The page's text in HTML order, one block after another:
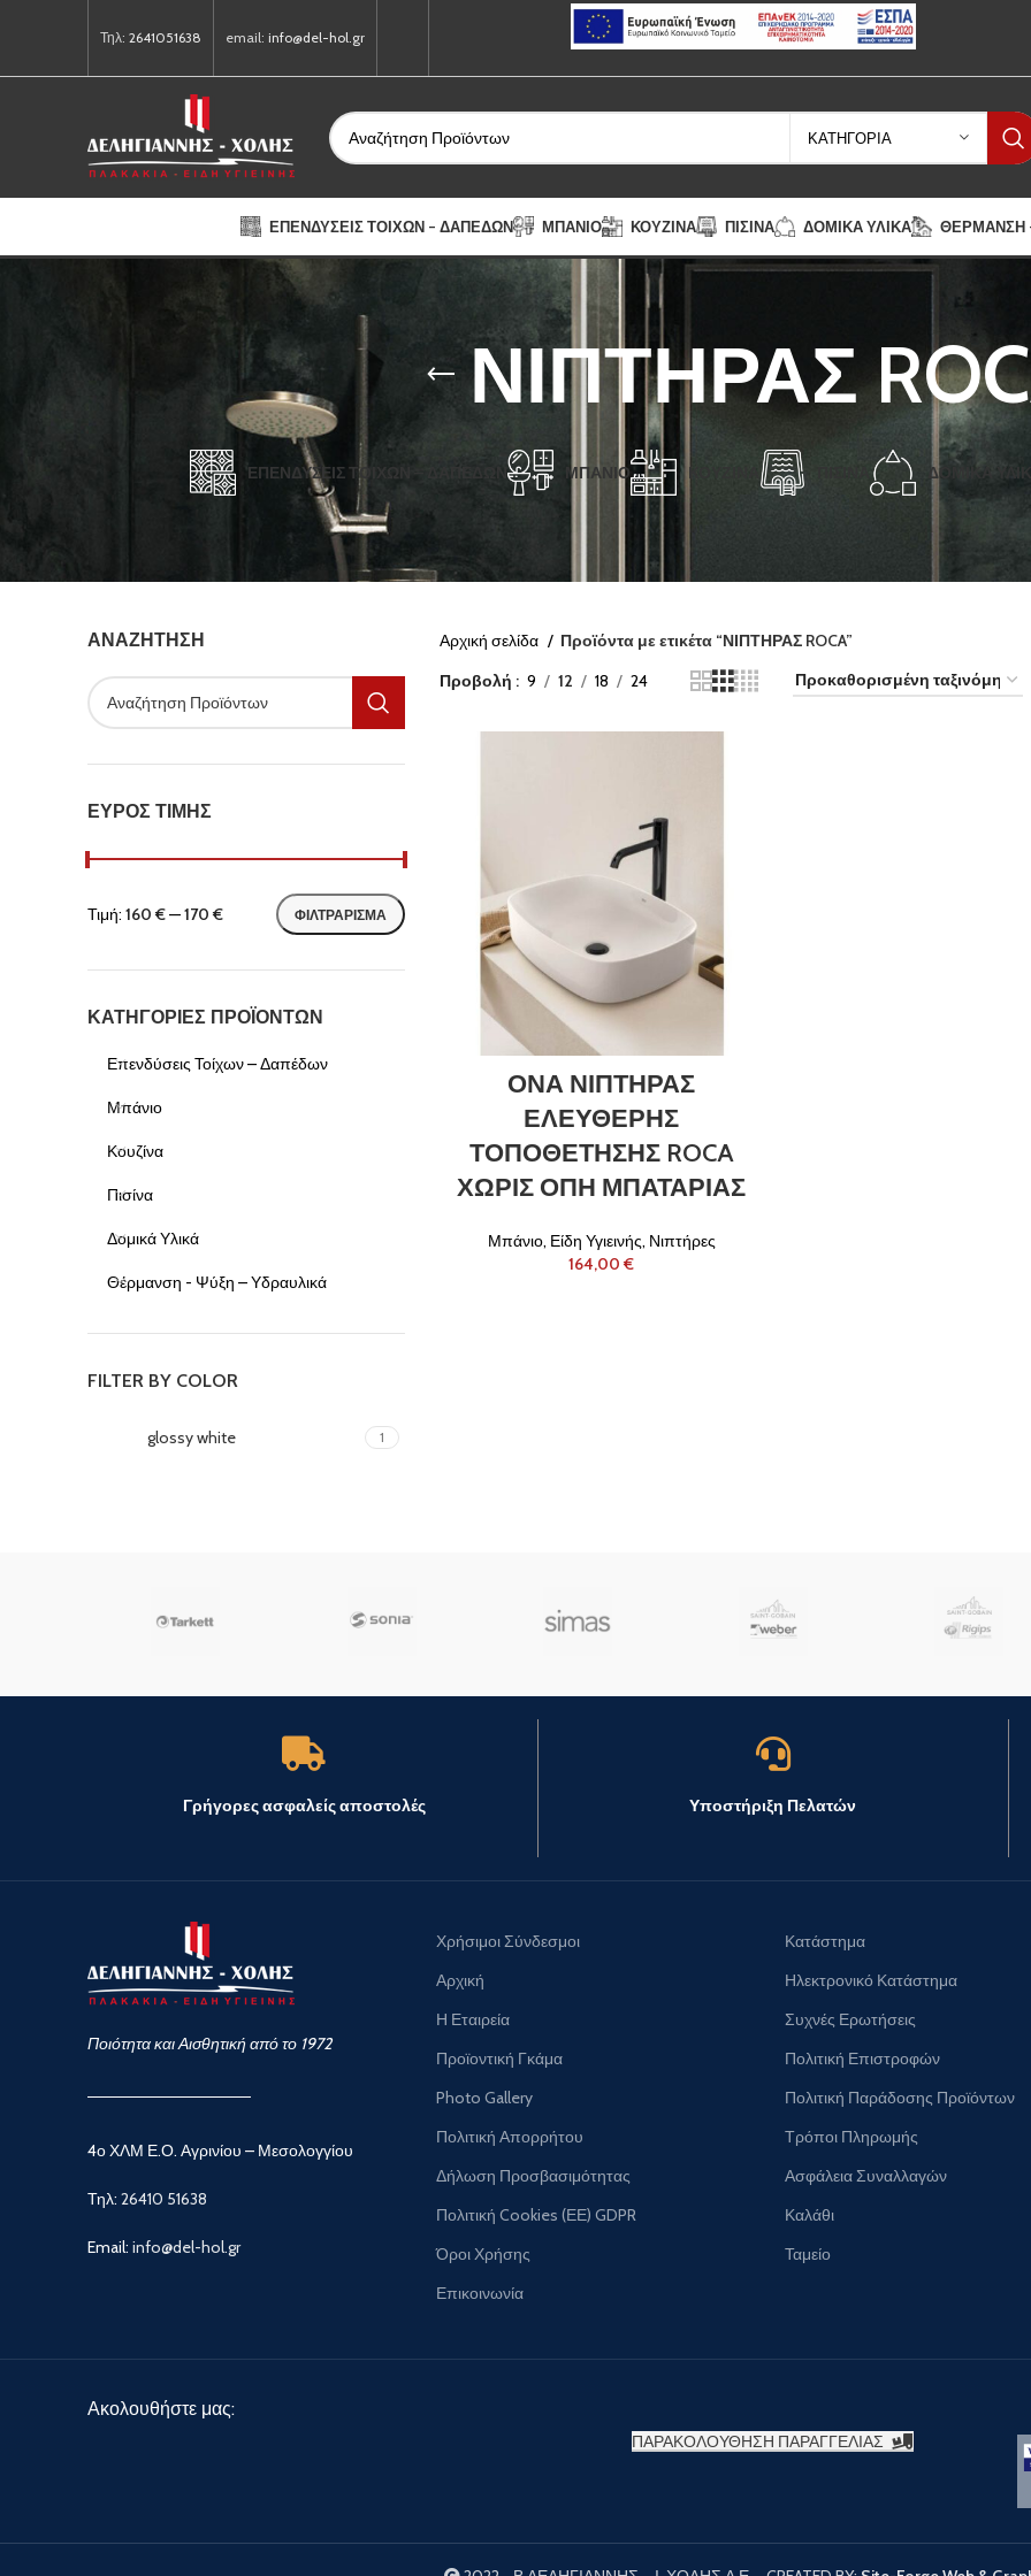
Τηλ: 2641051638 email: info@del-hol.gr
ΚΑΤΗΓΟΡΊΑ
ΕΠΕΝΔΎΣΕΙΣ ΤΟΊΧΩΝ – ΔΑΠΈΔΩΝ ΜΠΆΝΙΟ ΚΟΥΖΊΝΑ ΠΙΣΊΝΑ ΔΟΜΙΚΆ ΥΛΙΚΆ ΘΈΡΜΑΝΣΗ
ΝΙΠΤΗΡΑΣ
ΕΠΕΝΔΎΣΕΙΣ ΤΟΊΧΩΝ – ΔΑΠΈΔΩΝ ΜΠΆΝΙΟ ΚΟΥΖΊΝΑ ΔΟΜΙΚΆ
ΑΝΑΖΉΤΗΣΗ
ΕΎΡΟΣ ΤΙΜΉΣ
ΦΙΛΤΡΆΡΙΣΜΑ
Τιμή: 160 €—170 €
ΚΑΤΗΓΟΡΊΕΣ ΠΡΟΪΌΝΤΩΝ
Επενδύσεις Τοίχων – Δαπέδων
Μπάνιο
Κουζίνα
Πισίνα
Δομικά Υλικά
Θέρμανση - Ψύξη – Υδραυλικά
FILTER BY COLOR
glossy white 1
Αρχική σελίδα
Προϊόντα με ετικέτα “ΝΙΠΤΗΡΑΣ ROCA”
Προβολή
9 12 18 24
ΟΝΑ ΝΙΠΤΗΡΑΣ
ΕΛΕΥΘΕΡΗΣ
ΤΟΠΟΘΕΤΗΣΗΣ ROCA
ΧΩΡΙΣ ΟΠΗ ΜΠΑΤΑΡΙΑΣ
Μπάνιο, Είδη Υγιεινής, Νιπτήρες
€
Γρήγορες ασφαλείς αποστολές Υποστήριξη Πελατών
Ποιότητα και Αισθητική από το 1972
4ο ΧΛΜ Ε.Ο. Αγρινίου – Μεσολογγίου
Τηλ: 26410 51638
Email: info@del-hol.gr
Χρήσιμοι Σύνδεσμοι
Αρχική
Η Εταιρεία
Προϊοντική Γκάμα
Photo Gallery
Πολιτική Απορρήτου
Δήλωση Προσβασιμότητας
Πολιτική Cookies (ΕΕ) GDPR
Όροι Χρήσης
Επικοινωνία
Κατάστημα
Ηλεκτρονικό Κατάστημα
Συχνές Ερωτήσεις
Πολιτική Επιστροφών
Πολιτική Παράδοσης Προϊόντων
Τρόποι Πληρωμής
Ασφάλεια Συναλλαγών
Καλάθι
Ταμείο
Ακολουθήστε μας:
ΠΑΡΑΚΟΛΟΥΘΗΣΗ ΠΑΡΑΓΓΕΛΙΑΣ